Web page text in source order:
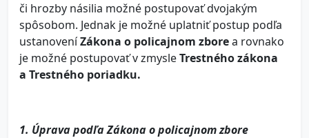
či hrozby násilia možné postupovať dvojakým
spôsobom. Jednak je možné uplatniť postup podľa
ustanoveníZákona o policajnom zborea rovnako
je možné postupovať v zmysleTrestného zákona
a Trestného poriadku.
1. Úprava podľa Zákona o policajnom zbore